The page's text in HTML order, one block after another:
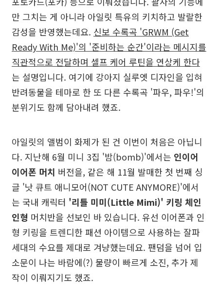
만 그치는 게 아니라 아일릿 특유의 키치하고 발랄한
감성을 반영했는데요. 신보 수록곡 'GRWM (Get
Ready With Me)'의 '준비하는 순간'이라는 메시지를
직관적으로 전달하며 셀프 케어 루틴을 연상케 한다
는 설명입니다. 여기에 강아지 실루엣 디자인을 입혀
반려동물을 테마로 한 또 다른 수록곡 '파우, 파우!'의
분위기도 함께 담아내려 했죠.
아일릿의 앨범이 화제가 된 건 이번이 처음은 아닙니
다. 지난해 6월 미니 3집 '밤(bomb)'에서는 인이어
이어폰 머치 버전을, 같은 해 11월 발매한 첫 번째 싱
글 '낫 큐트 애니모어(NOT CUTE ANYMORE)'에서
는 국내 캐릭터 '리틀 미미(Little Mimi)' 키링 체인
인형 머치반을 선보인 바 있습니다. 유선 이어폰과 인
형 키링을 트렌디한 패션 아이템으로 사용하는 잘파
세대의 수요를 제대로 겨냥했는데요. 팬덤을 넘어 입
소문이 나는 바람에(?) 물량이 빠르게 소진, 추가 제
작이 이뤄지기도 했죠.